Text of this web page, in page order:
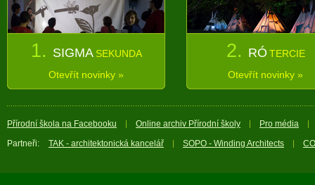
1. SIGMA SEKUNDA
Otevřít novinky »
2. RÓ TERCIE
Otevřít novinky »
Přírodní škola na Facebooku Online archiv Přírodní školy
Pro média
Partneři:
TAK - architektonická kancelář SOPO - Winding Architects